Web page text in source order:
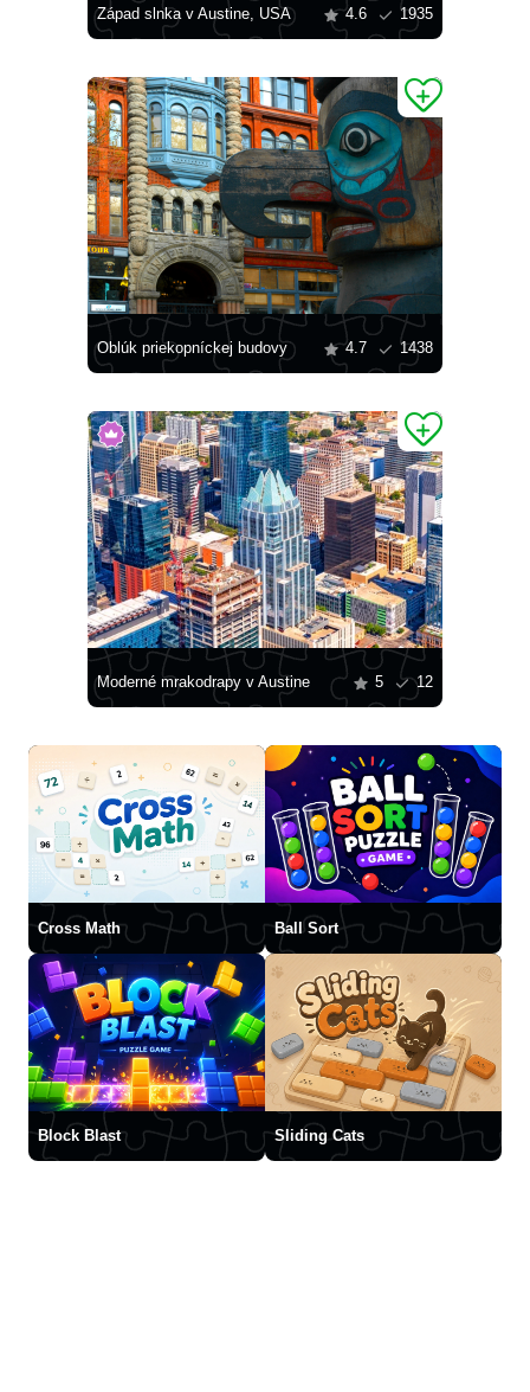
Západ slnka v Austine, USA 4.6 1935
Oblúk priekopníckej budovy 4.7 1438
Moderné mrakodrapy v Austine 5 12
Cross Math Ball Sort
Block Blast Sliding Cats